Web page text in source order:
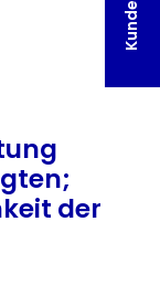
der